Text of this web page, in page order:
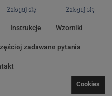
Zaloguj się
Zaloguj się
Instrukcje Wzorniki
zadawane pytania
Cookies